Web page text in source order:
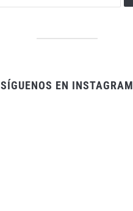
SÍGUENOS EN INSTAGRAM